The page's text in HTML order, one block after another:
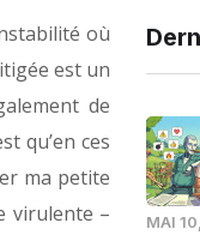
où
est un
de
qu’en ces
ma petite
virulente –
MAI